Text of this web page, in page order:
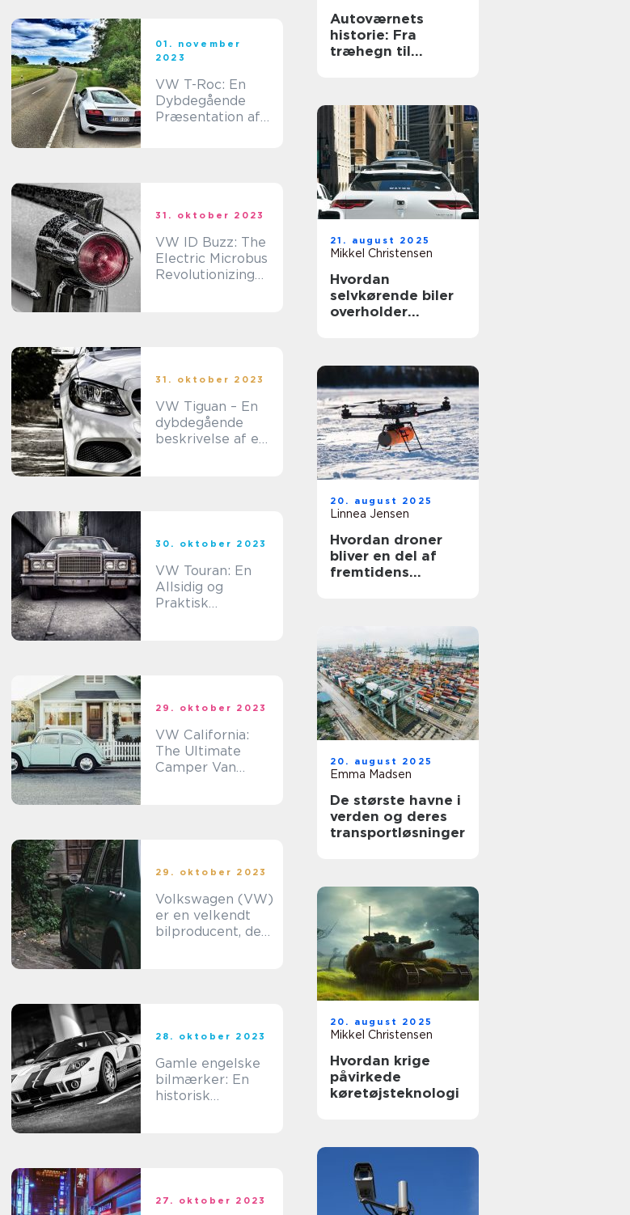
01. november
2023
VW T-Roc: En
Dybdegående
Præsentation af
31. oktober 2023
VW ID Buzz: The
Electric Microbus
Revolutionizing
31. oktober 2023
VW Tiguan – En
dybdegående
beskrivelse af en
30. oktober 2023
VW Touran: En
Allsidig og
Praktisk
29. oktober 2023
VW California:
The Ultimate
Camper Van
29. oktober 2023
Volkswagen (VW)
er en velkendt
bilproducent, der
28. oktober 2023
Gamle engelske
bilmærker: En
historisk
27. oktober 2023
Autoværnets
historie: Fra
træhegn til
21. august 2025
Mikkel Christensen
Hvordan
selvkørende biler
overholder
20. august 2025
Linnea Jensen
Hvordan droner
bliver en del af
fremtidens
20. august 2025
Emma Madsen
De største havne i
verden og deres
transportløsninger
20. august 2025
Mikkel Christensen
Hvordan krige
påvirkede
køretøjsteknologi